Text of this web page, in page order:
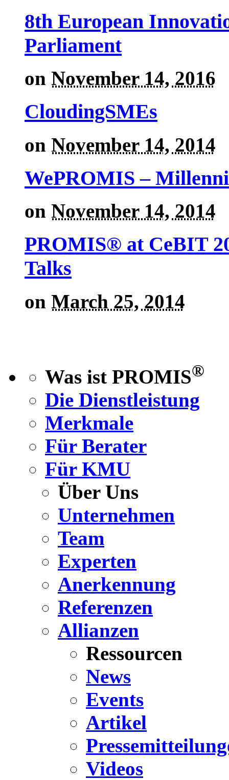
8th European
Parliament
on November 14, 2016
CloudingSMEs
on November 14, 2014
WePROMIS –
on November 14, 2014
PROMIS® at CeBIT
Talks
on March 25, 2014
Was ist PROMIS®
Die Dienstleistung
Merkmale
Für Berater
Für KMU
Über Uns
Unternehmen
Team
Experten
Anerkennung
Referenzen
Allianzen
Ressourcen
News
Events
Artikel
Videos